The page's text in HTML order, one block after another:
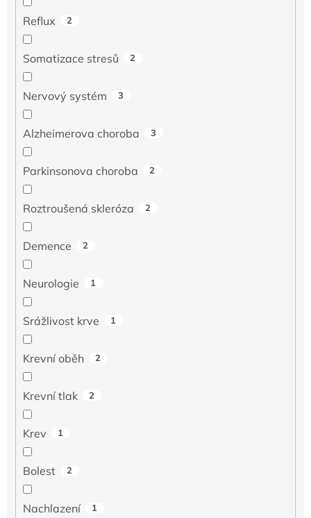
Reflux 2
Somatizace stresů 2
Nervový systém 3
Alzheimerova choroba 3
Parkinsonova choroba 2
Roztroušená skleróza 2
Demence 2
Neurologie 1
Srážlivost krve 1
Krevní oběh 2
Krevní tlak 2
Krev 1
Bolest 2
Nachlazení 1